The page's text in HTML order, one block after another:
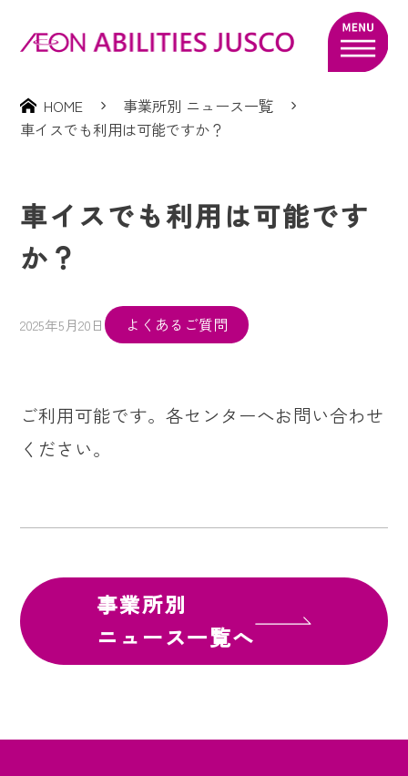
HOME
事業所別 ニュース一覧
車イスでも利用は可能ですか？
車イスでも利用は可能です
か？
2025年5月20日 よくあるご質問
ご利用可能です。各センターへお問い合わせ
ください。
事業所別
ニュース一覧へ